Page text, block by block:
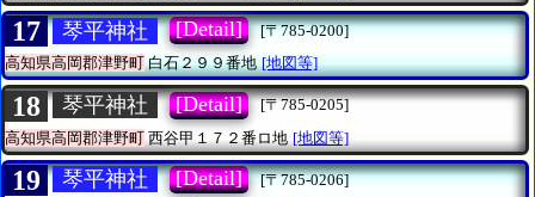
17 琴平神社 [Detail]
[〒785-0200]
高知県高岡郡津野町白石２９９番地 [地図等]
18 琴平神社 [Detail]
[〒785-0205]
高知県高岡郡津野町 西谷甲１７２番ロ地 [地図等]
19 琴平神社 [Detail]
[〒785-0206]